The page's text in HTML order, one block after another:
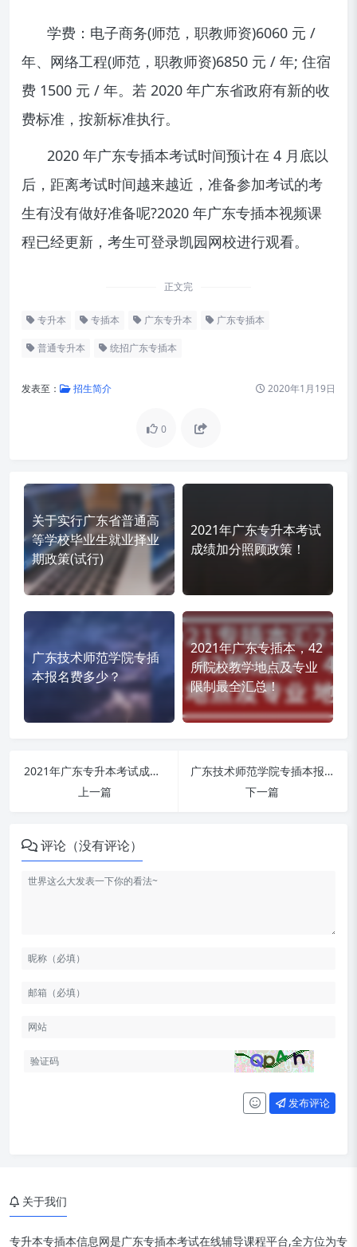
学费：电子商务(师范，职教师资)6060 元 /
年、网络工程(师范，职教师资)6850 元 / 年; 住宿
费 1500 元 / 年。若 2020 年广东省政府有新的收
费标准，按新标准执行。
2020 年广东专插本考试时间预计在 4 月底以
后，距离考试时间越来越近，准备参加考试的考
生有没有做好准备呢?2020 年广东专插本视频课
程已经更新，考生可登录凯园网校进行观看。
正文完
专升本 专插本 广东专升本 广东专插本
普通专升本 统招广东专插本
发表至： 招生简介 2020年1月19日
0
关于实行广东省普通高
等学校毕业生就业择业
期政策(试行)
2021年广东专升本考试
成绩加分照顾政策！
广东技术师范学院专插
本报名费多少？
2021年广东专插本，42
所院校教学地点及专业
限制最全汇总！
2021年广东专升本考试成绩加分照顾政策！
上一篇
广东技术师范学院专插本报名费多少？
下一篇
评论（没有评论）
发布评论
关于我们
专升本专插本信息网是广东专插本考试在线辅导课程平台,全方位为专